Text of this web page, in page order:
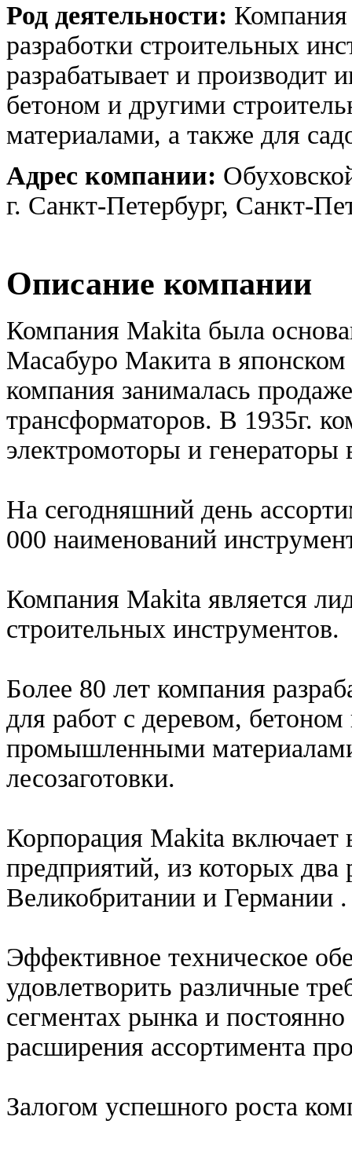
Род деятельности: Компания
разработки строительных
разрабатывает и производит
бетоном и другими
материалами, а также для
Адрес компании:
г. Санкт-Петербург, Санкт-
Описание компании
Компания Makita была
Масабуро Макита в
компания занималась
трансформаторов. В 1935г.
электромоторы и генераторы
На сегодняшний день
000 наименований
Компания Makita является
строительных инструментов.
Более 80 лет компания
для работ с деревом,
промышленными
лесозаготовки.
Корпорация Makita включает
предприятий, из которых
Великобритании и Германии .
Эффективное техническое
удовлетворить различные
сегментах рынка и
расширения ассортимента
Залогом успешного роста